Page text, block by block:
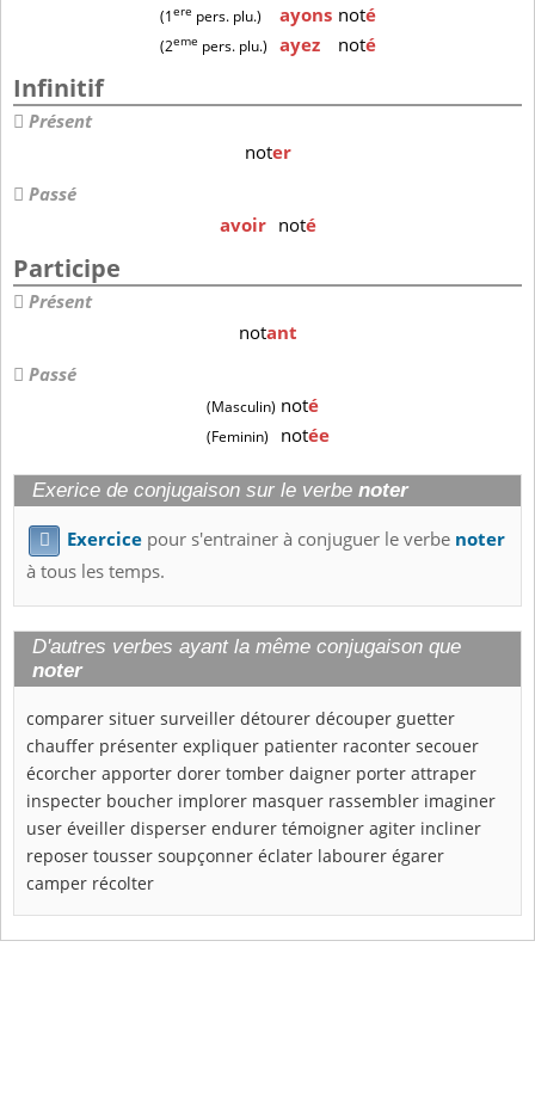
(1ere pers. plu.) ayons noté
(2eme pers. plu.) ayez noté
Infinitif
Présent
noter
Passé
avoir noté
Participe
Présent
notant
Passé
(Masculin) noté
(Feminin) notée
Exerice de conjugaison sur le verbe noter
 Exercice pour s'entrainer à conjuguer le verbe noter
à tous les temps.
D'autres verbes ayant la même conjugaison que
noter
comparer situer surveiller détourer découper guetter
chauffer présenter expliquer patienter raconter secouer
écorcher apporter dorer tomber daigner porter attraper
inspecter boucher implorer masquer rassembler imaginer
user éveiller disperser endurer témoigner agiter incliner
reposer tousser soupçonner éclater labourer égarer
camper récolter